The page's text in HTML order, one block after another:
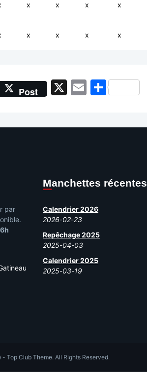
x x x x
x x x x
Post X EmailShare
par
Manchettes récentes
Calendrier 2026
2026-02-23
Repêchage 2025
2025-04-03
Calendrier 2025
2025-03-19
- Top Club Theme. All Rights Reserved.